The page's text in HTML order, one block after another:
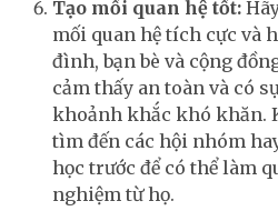
Tạo mối quan hệ tốt:
mối quan hệ tích cực và
đình, bạn bè và cộng
cảm thấy an toàn và có
khoảnh khắc khó khăn.
tìm đến các hội nhóm
học trước để có thể làm
nghiệm từ họ.